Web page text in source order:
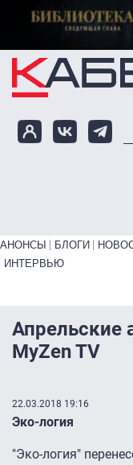
Перейти к
Primary links bottom
АНОНСЫ БЛОГИ
ИНТЕРВЬЮ
Апрельские
MyZen TV
22.03.2018 19:16
Эко-логия
"Эко-логия"